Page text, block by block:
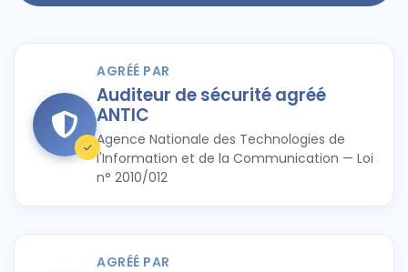
AGRÉÉ PAR
Auditeur de sécurité agréé
ANTIC
Agence Nationale des Technologies de
l'Information et de la Communication — Loi
n° 2010/012
AGRÉÉ PAR